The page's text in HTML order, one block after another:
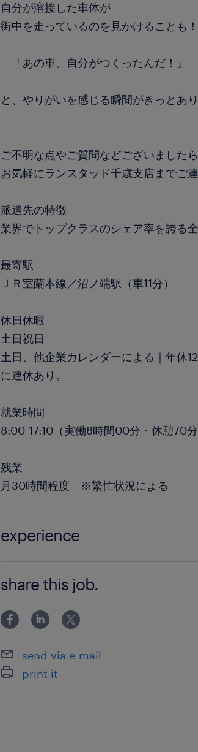
自分が溶接した車体が
街中を走っているのを見かけることも！
「あの車、自分がつくったんだ！」
と、やりがいを感じる瞬間がきっとあ
ご不明な点やご質問などございましたら
お気軽にランスタッド千歳支店までご連
派遣先の特徴
業界でトップクラスのシェア率を誇る
最寄駅
ＪＲ室蘭本線／沼ノ端駅（車11分）
休日休暇
土日祝日
土日、他企業カレンダーによる｜年休
に連休あり。
就業時間
8:00-17:10（実働8時間00分・休憩70分
残業
月30時間程度 ※繁忙状況による
experience
尚可】 ・ステンレス鋼溶接技能者（基
ウム溶接技能者（基本級）などの溶接
のある方もご相談ください。
share this job.
send via e-mail
print it